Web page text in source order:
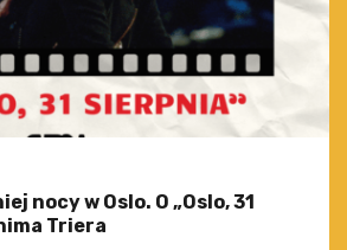
nocy w Oslo. O „Oslo, 31
Triera